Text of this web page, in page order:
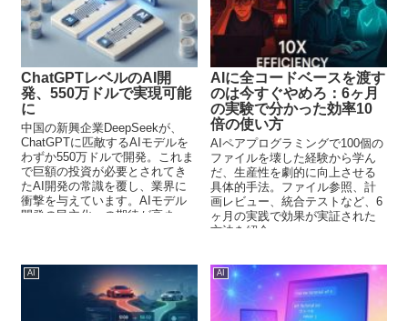
ChatGPTレベルのAI開
発、550万ドルで実現可能
に
中国の新興企業DeepSeekが、
ChatGPTに匹敵するAIモデルを
わずか550万ドルで開発。これま
で巨額の投資が必要とされてき
たAI開発の常識を覆し、業界に
衝撃を与えています。AIモデル
開発の民主化への期待が高まっ
AIに全コードベースを渡す
のは今すぐやめろ：6ヶ月
の実験で分かった効率10
倍の使い方
AIペアプログラミングで100個の
ファイルを壊した経験から学ん
だ、生産性を劇的に向上させる
具体的手法。ファイル参照、計
画レビュー、統合テストなど、6
ヶ月の実践で効果が実証された
方法を紹介。
AI AI